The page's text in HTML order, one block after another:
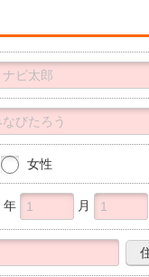
女性
年 月